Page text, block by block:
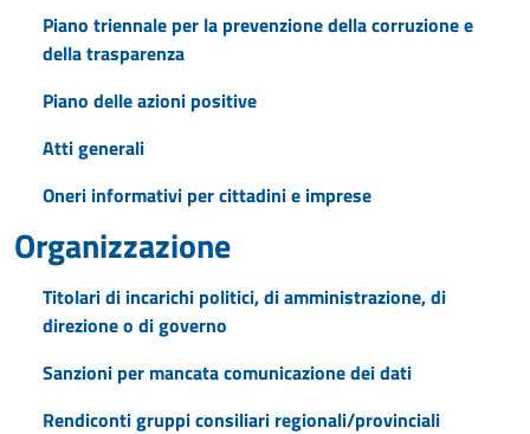
Piano triennale per la prevenzione della corruzione e
della trasparenza
Piano delle azioni positive
Atti generali
Oneri informativi per cittadini e imprese
Organizzazione
Titolari di incarichi politici, di amministrazione, di
direzione o di governo
Sanzioni per mancata comunicazione dei dati
Rendiconti gruppi consiliari regionali/provinciali